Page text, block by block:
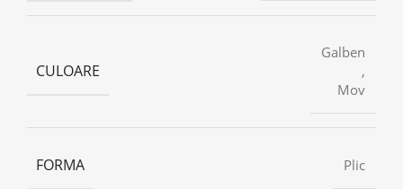
CULOARE
Galben
,
Mov
FORMA Plic